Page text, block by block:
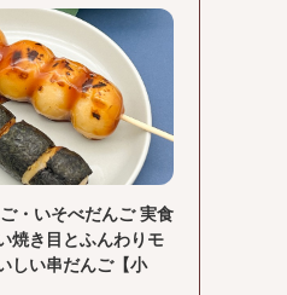
・いそべだんご 実食
焼き目とふんわりモ
しい串だんご【小